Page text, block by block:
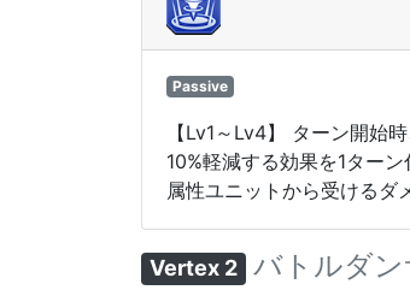
Passive
【Lv1～Lv4】 ターン開始
10%軽減する効果を1ター
属性ユニットから受けるダ
Vertex 2 バトルダン